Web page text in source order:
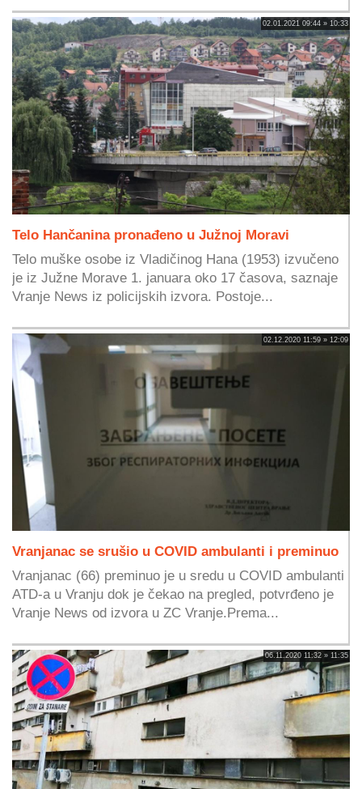
02.01.2021 09:44 » 10:33
Telo Hančanina pronađeno u Južnoj Moravi
Telo muške osobe iz Vladičinog Hana (1953) izvučeno
je iz Južne Morave 1. januara oko 17 časova, saznaje
Vranje News iz policijskih izvora. Postoje...
02.12.2020 11:59 » 12:09
Vranjanac se srušio u COVID ambulanti i preminuo
Vranjanac (66) preminuo je u sredu u COVID ambulanti
ATD-a u Vranju dok je čekao na pregled, potvrđeno je
Vranje News od izvora u ZC Vranje.Prema...
06.11.2020 11:32 » 11:35